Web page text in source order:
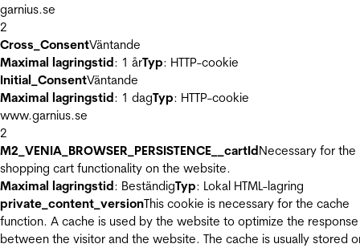
garnius.se
2
Cross_ConsentVäntande
Maximal lagringstid: 1 årTyp: HTTP-cookie
Initial_ConsentVäntande
Maximal lagringstid: 1 dagTyp: HTTP-cookie
www.garnius.se
2
M2_VENIA_BROWSER_PERSISTENCE__cartIdNecessary for the
shopping cart functionality on the website.
Maximal lagringstid: BeständigTyp: Lokal HTML-lagring
private_content_versionThis cookie is necessary for the cache
function. A cache is used by the website to optimize the
between the visitor and the website. The cache is usually stored